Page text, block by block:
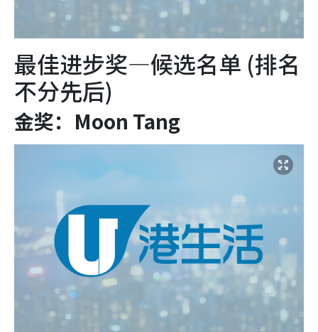
最佳进步奖—候选名单 (排名
不分先后)
金奖：Moon Tang